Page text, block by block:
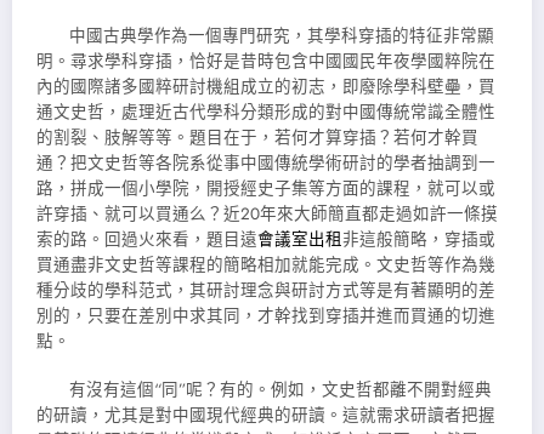
中國古典學作為一個專門研究，其學科穿插的特征非常顯
明。尋求學科穿插，恰好是昔時包含中國國民年夜學國粹院在
內的國際諸多國粹研討機組成立的初志，即廢除學科壁壘，買
通文史哲，處理近古代學科分類形成的對中國傳統常識全體性
的割裂、肢解等等。題目在于，若何才算穿插？若何才幹買
通？把文史哲等各院系從事中國傳統學術研討的學者抽調到一
路，拼成一個小學院，開授經史子集等方面的課程，就可以或
許穿插、就可以買通么？近20年來大師簡直都走過如許一條摸
索的路。回過火來看，題目遠會議室出租非這般簡略，穿插或
買通盡非文史哲等課程的簡略相加就能完成。文史哲等作為幾
種分歧的學科范式，其研討理念與研討方式等是有著顯明的差
別的，只要在差別中求其同，才幹找到穿插并進而買通的切進
點。
有沒有這個“同”呢？有的。例如，文史哲都離不開對經典
的研讀，尤其是對中國現代經典的研讀。這就需求研讀者把握